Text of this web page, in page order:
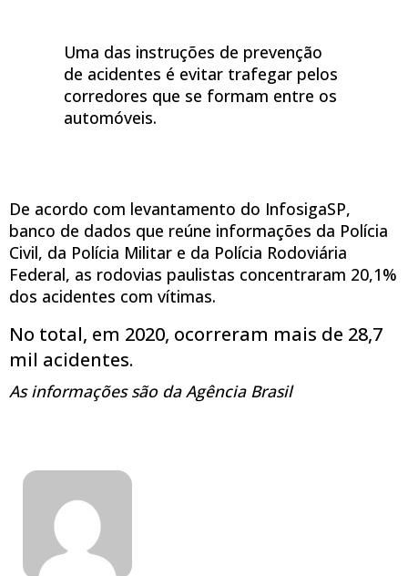
Uma das instruções de prevenção
de acidentes é evitar trafegar pelos
corredores que se formam entre os
automóveis.
De acordo com levantamento do InfosigaSP,
banco de dados que reúne informações da Polícia
Civil, da Polícia Militar e da Polícia Rodoviária
Federal, as rodovias paulistas concentraram 20,1%
dos acidentes com vítimas.
No total, em 2020, ocorreram mais de 28,7
mil acidentes.
As informações são da Agência Brasil